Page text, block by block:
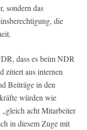
sondern das
die
dass es beim NDR
zitiert aus internen
Beiträge in den
würden wie
„gleich acht Mitarbeiter
in diesem Zuge mit